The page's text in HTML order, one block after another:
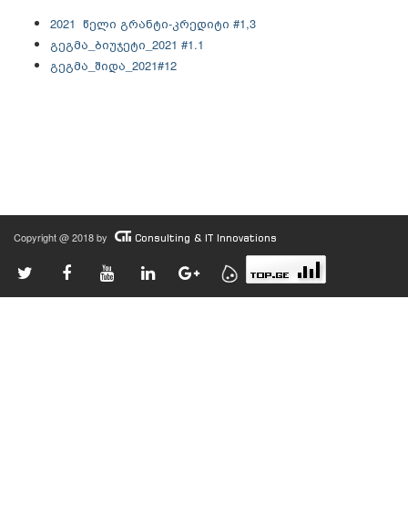
2021 წელი გრანტი-კრედიტი #1,3
გეგმა_ბიუჯეტი_2021 #1.1
გეგმა_შიდა_2021#12
Copyright @ 2018 by Consulting & IT Innovations